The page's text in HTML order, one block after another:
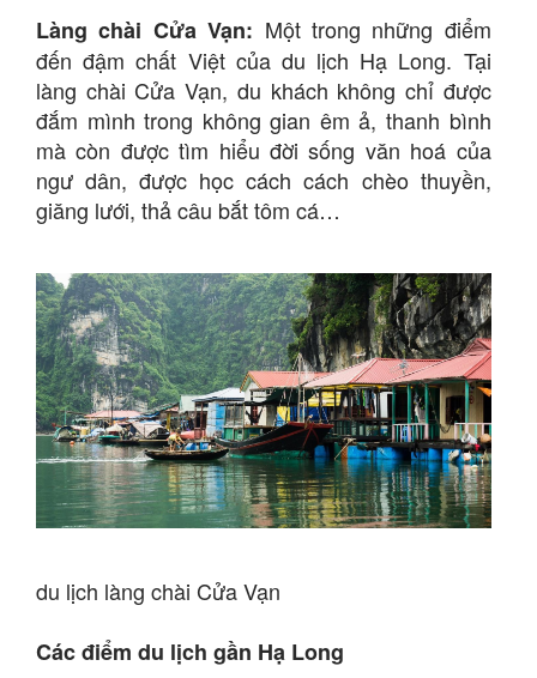
Làng chài Cửa Vạn: Một trong những điểm
đến đậm chất Việt của du lịch Hạ Long. Tại
làng chài Cửa Vạn, du khách không chỉ được
đắm mình trong không gian êm ả, thanh bình
mà còn được tìm hiểu đời sống văn hoá của
ngư dân, được học cách cách chèo thuyền,
giăng lưới, thả câu bắt tôm cá…
du lịch làng chài Cửa Vạn
Các điểm du lịch gần Hạ Long